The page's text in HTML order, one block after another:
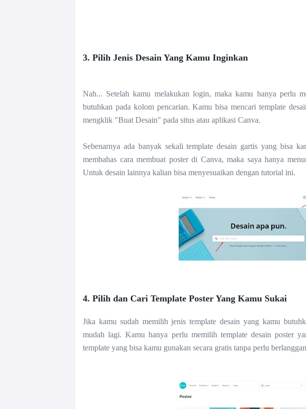
3. Pilih Jenis Desain Yang Kamu Inginkan
Nah... Setelah kamu melakukan login, maka kamu hanya perlu
butuhkan pada kolom pencarian. Kamu bisa mencari template
mengklik "Buat Desain" pada situs atau aplikasi Canva.
Sebenarnya ada banyak sekali template desain gartis yang bisa
membahas cara membuat poster di Canva, maka saya hanya
Untuk desain lainnya kalian bisa menyesuaikan dengan tutorial ini.
4. Pilih dan Cari Template Poster Yang Kamu Sukai
Jika kamu sudah memilih jenis template desain yang kamu
mudah lagi. Kamu hanya perlu memilih template desain poster
template yang bisa kamu gunakan secara gratis tanpa perlu